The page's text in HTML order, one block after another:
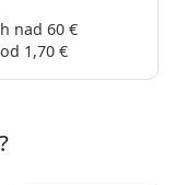
nad 60 €
1,70 €